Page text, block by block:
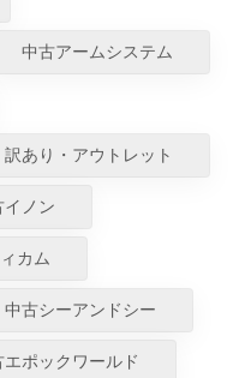
中古アームシステム
訳あり・アウトレット
イノン
カム
中古シーアンドシー
エポックワールド